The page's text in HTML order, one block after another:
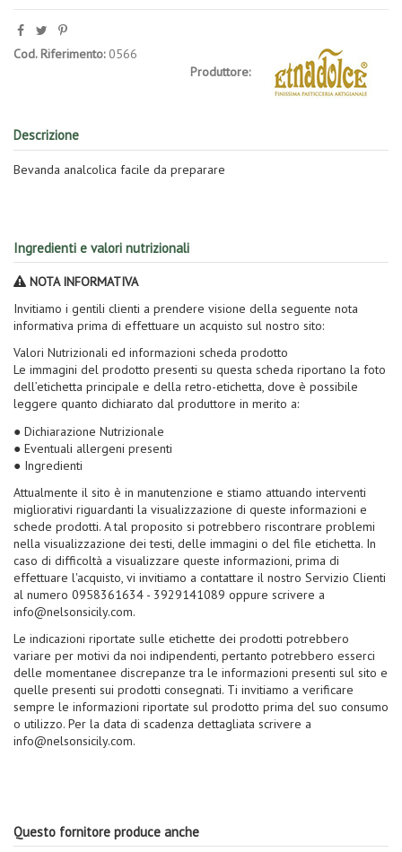
Produttore:
Cod. Riferimento: 0566
Descrizione
Bevanda analcolica facile da preparare
Ingredienti e valori nutrizionali
NOTA INFORMATIVA
Invitiamo i gentili clienti a prendere visione della seguente nota
informativa prima di effettuare un acquisto sul nostro sito:
Valori Nutrizionali ed informazioni scheda prodotto
Le immagini del prodotto presenti su questa scheda riportano la foto
dell’etichetta principale e della retro-etichetta, dove è possibile
leggere quanto dichiarato dal produttore in merito a:
● Dichiarazione Nutrizionale
● Eventuali allergeni presenti
● Ingredienti
Attualmente il sito è in manutenzione e stiamo attuando interventi
migliorativi riguardanti la visualizzazione di queste informazioni e
schede prodotti. A tal proposito si potrebbero riscontrare problemi
nella visualizzazione dei testi, delle immagini o del file etichetta. In
caso di difficoltà a visualizzare queste informazioni, prima di
effettuare l'acquisto, vi invitiamo a contattare il nostro Servizio Clienti
al numero 0958361634 - 3929141089 oppure scrivere a
info@nelsonsicily.com.
Le indicazioni riportate sulle etichette dei prodotti potrebbero
variare per motivi da noi indipendenti, pertanto potrebbero esserci
delle momentanee discrepanze tra le informazioni presenti sul sito e
quelle presenti sui prodotti consegnati. Ti invitiamo a verificare
sempre le informazioni riportate sul prodotto prima del suo consumo
o utilizzo. Per la data di scadenza dettagliata scrivere a
info@nelsonsicily.com.
Questo fornitore produce anche